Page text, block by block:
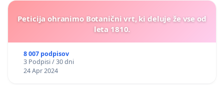
Peticija ohranimo Botanični vrt, ki deluje že vse od
leta 1810.
8 007 podpisov
3 Podpisi / 30 dni
24 Apr 2024